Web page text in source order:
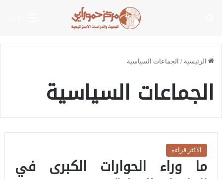
الرئيسية / الجماعات السياسية
الجماعات السياسية
الاكثر قراءة
ما وراء الحوارات الكبرى في